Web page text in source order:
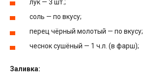
лук — 3 шт.;
соль — по вкусу;
перец чёрный молотый — по вкусу;
чеснок сушёный — 1 ч.л. (в фарш);
Заливка: